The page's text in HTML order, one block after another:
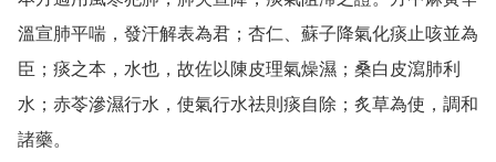
溫宣肺平喘，發汗解表為君；杏仁、蘇子降氣化痰止咳並為
臣；痰之本，水也，故佐以陳皮理氣燥濕；桑白皮瀉肺利
水；赤苓滲濕行水，使氣行水祛則痰自除；炙草為使，調和
諸藥。